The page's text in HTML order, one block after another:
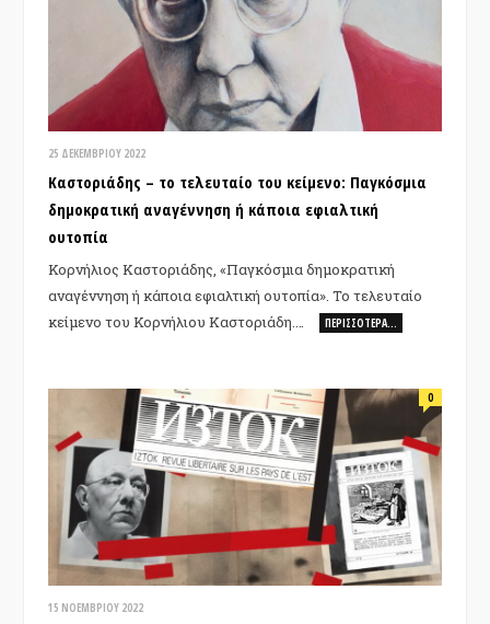
25 ΔΕΚΕΜΒΡΊΟΥ 2022
Καστοριάδης – το τελευταίο του κείμενο: Παγκόσμια
δημοκρατική αναγέννηση ή κάποια εφιαλτική
ουτοπία
Κορνήλιος Καστοριάδης, «Παγκόσμια δημοκρατική
αναγέννηση ή κάποια εφιαλτική ουτοπία». Το τελευταίο
κείμενο του Κορνήλιου Καστοριάδη.…
ΠΕΡΙΣΣΌΤΕΡΑ…
15 ΝΟΕΜΒΡΊΟΥ 2022
0